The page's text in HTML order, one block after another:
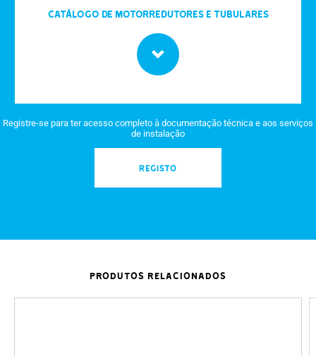
Catálogo de motorredutores e tubulares
Registre-se para ter acesso completo à documentação técnica e aos serviços
de instalação
REGISTO
PRODUTOS RELACIONADOS